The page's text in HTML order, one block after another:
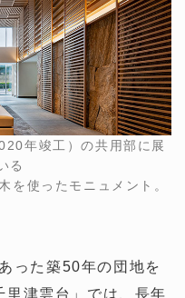
年竣工）の共用部に展
る
を使ったモニュメント。
った築50年の団地を
津雲台」では、長年